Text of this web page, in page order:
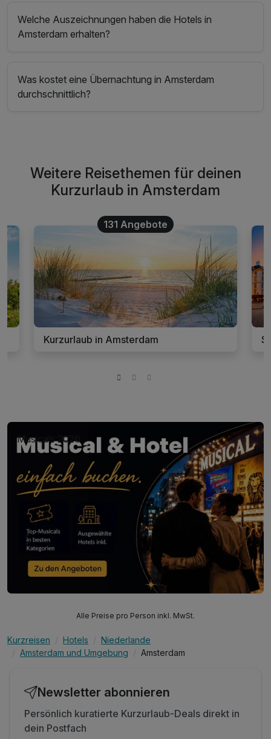
Welche Auszeichnungen haben die Hotels in
Amsterdam erhalten?
Was kostet eine Übernachtung in Amsterdam
durchschnittlich?
Weitere Reisethemen für deinen
Kurzurlaub in Amsterdam
131 Angebote
Kurzurlaub in Amsterdam
Musicals 2026
Alle Preise pro Person inkl. MwSt.
Kurzreisen Hotels
Niederlande
Amsterdam und Umgebung
Amsterdam
Newsletter abonnieren
Persönlich kuratierte Kurzurlaub-Deals direkt in
dein Postfach